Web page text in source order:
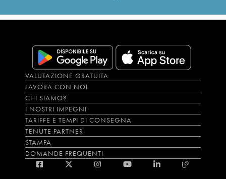
VALUTAZIONE GRATUITA
LAVORA CON NOI
CHI SIAMO?
I NOSTRI IMPEGNI
TARIFFE E TEMPI DI CONSEGNA
TENUTE PARTNER
STAMPA
DOMANDE FREQUENTI